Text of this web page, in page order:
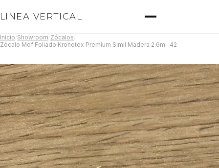
LINEA VERTICAL
Inicio Showroom Zócalos
Zócalo Mdf Foliado Kronotex Premium Simil Madera 2.6m- 42